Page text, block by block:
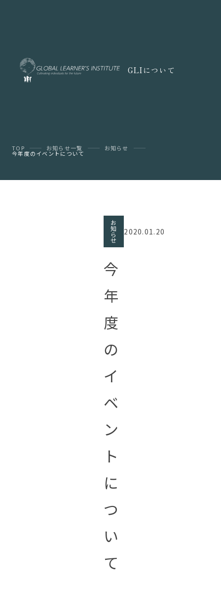
GLIについて
TOP お知らせ一覧 お知らせ
今年度のイベントについて
お
知
ら
せ
2020.01.20
今
年
度
の
イ
ベ
ン
ト
に
つ
い
て